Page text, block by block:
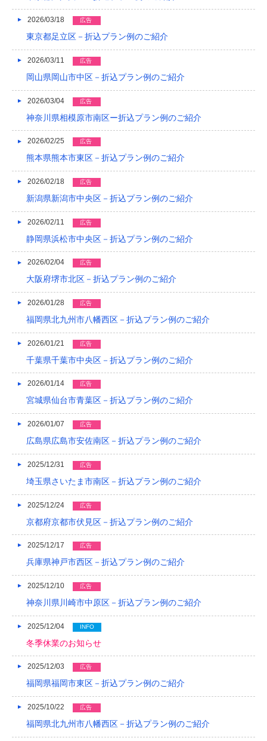
2019/04
2019/03
2019/02
2019/01
2018/12
2018/11
2018/10
2018/09
2018/08
2018/07
2018/06
2018/05
2018/02
2018/01
2017/12
2017/11
2017/10
2017/09
2017/08
2017/05
2017/04
2017/03
2017/02
2017/01
2016/10
2016/09
2026/03/18 広告
東京都足立区－折込プラン例のご紹介
2026/03/11 広告
岡山県岡山市中区－折込プラン例のご紹介
2026/03/04 広告
神奈川県相模原市南区ー折込プラン例のご紹介
2026/02/25 広告
熊本県熊本市東区－折込プラン例のご紹介
2026/02/18 広告
新潟県新潟市中央区－折込プラン例のご紹介
2026/02/11 広告
静岡県浜松市中央区－折込プラン例のご紹介
2026/02/04 広告
大阪府堺市北区－折込プラン例のご紹介
2026/01/28 広告
福岡県北九州市八幡西区－折込プラン例のご紹介
2026/01/21 広告
千葉県千葉市中央区－折込プラン例のご紹介
2026/01/14 広告
宮城県仙台市青葉区－折込プラン例のご紹介
2026/01/07 広告
広島県広島市安佐南区－折込プラン例のご紹介
2025/12/31 広告
埼玉県さいたま市南区－折込プラン例のご紹介
2025/12/24 広告
京都府京都市伏見区－折込プラン例のご紹介
2025/12/17 広告
兵庫県神戸市西区－折込プラン例のご紹介
2025/12/10 広告
神奈川県川崎市中原区－折込プラン例のご紹介
2025/12/04 INFO
冬季休業のお知らせ
2025/12/03 広告
福岡県福岡市東区－折込プラン例のご紹介
2025/10/22 広告
福岡県北九州市八幡西区－折込プラン例のご紹介